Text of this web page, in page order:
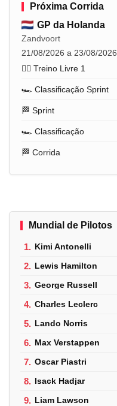
Próxima Corrida
GP da Holanda
Zandvoort
21/08/2026 a 23/08/2026
🏋️‍♂️ Treino Livre 1
🏎️ Classificação Sprint
🏁 Sprint
🏎️ Classificação
🏁 Corrida
Mundial de Pilotos
1. Kimi Antonelli
2. Lewis Hamilton
3. George Russell
4. Charles Leclerc
5. Lando Norris
6. Max Verstappen
7. Oscar Piastri
8. Isack Hadjar
9. Liam Lawson